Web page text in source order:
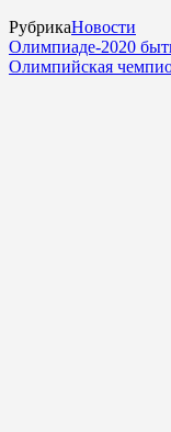
РубрикаНовости
Олимпиаде-2020
Олимпийская